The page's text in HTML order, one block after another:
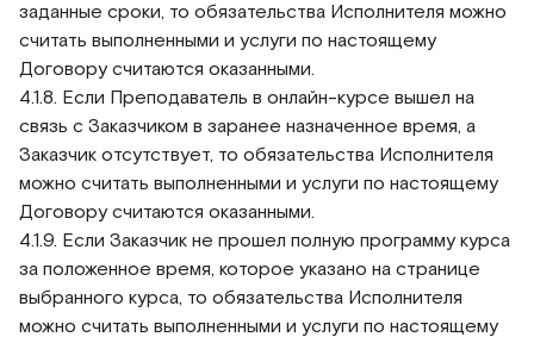
заданные сроки, то обязательства Исполнителя можно
считать выполненными и услуги по настоящему
Договору считаются оказанными.
4.1.8. Если Преподаватель в онлайн-курсе вышел на
связь с Заказчиком в заранее назначенное время, а
Заказчик отсутствует, то обязательства Исполнителя
можно считать выполненными и услуги по настоящему
Договору считаются оказанными.
4.1.9. Если Заказчик не прошел полную программу курса
за положенное время, которое указано на странице
выбранного курса, то обязательства Исполнителя
можно считать выполненными и услуги по настоящему